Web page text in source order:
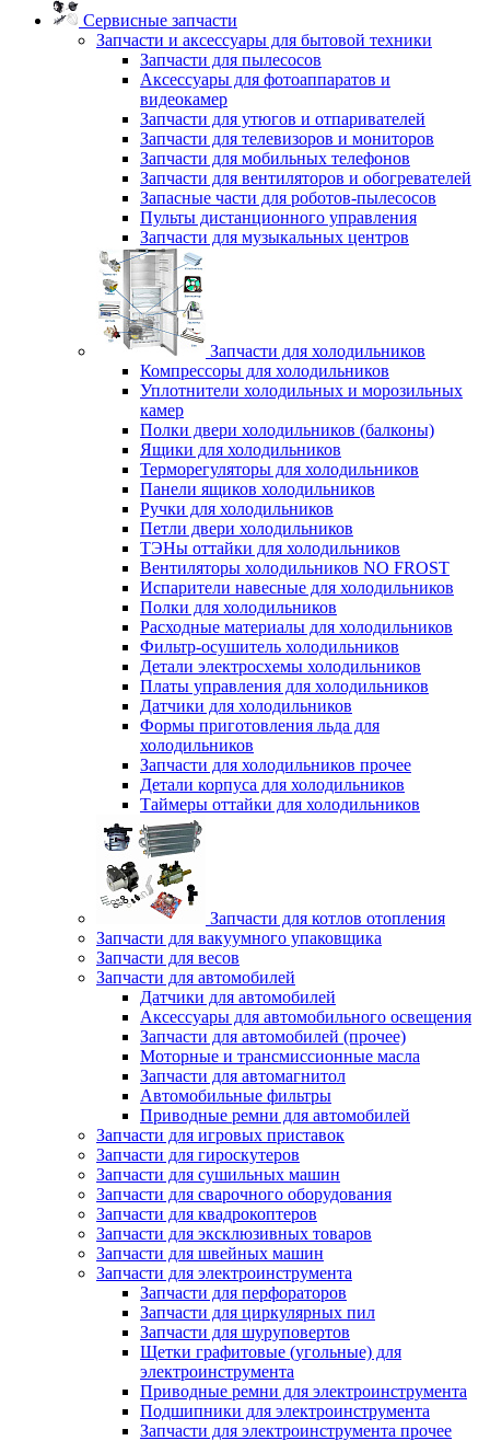
Сервисные запчасти
Запчасти и аксессуары для бытовой техники
Запчасти для пылесосов
Аксессуары для фотоаппаратов и
видеокамер
Запчасти для утюгов и отпаривателей
Запчасти для телевизоров и мониторов
Запчасти для мобильных телефонов
Запчасти для вентиляторов и обогревателей
Запасные части для роботов-пылесосов
Пульты дистанционного управления
Запчасти для музыкальных центров
Запчасти для холодильников
Компрессоры для холодильников
Уплотнители холодильных и морозильных
камер
Полки двери холодильников (балконы)
Ящики для холодильников
Терморегуляторы для холодильников
Панели ящиков холодильников
Ручки для холодильников
Петли двери холодильников
ТЭНы оттайки для холодильников
Вентиляторы холодильников NO FROST
Испарители навесные для холодильников
Полки для холодильников
Расходные материалы для холодильников
Фильтр-осушитель холодильников
Детали электросхемы холодильников
Платы управления для холодильников
Датчики для холодильников
Формы приготовления льда для
холодильников
Запчасти для холодильников прочее
Детали корпуса для холодильников
Таймеры оттайки для холодильников
Запчасти для котлов отопления
Запчасти для вакуумного упаковщика
Запчасти для весов
Запчасти для автомобилей
Датчики для автомобилей
Аксессуары для автомобильного освещения
Запчасти для автомобилей (прочее)
Моторные и трансмиссионные масла
Запчасти для автомагнитол
Автомобильные фильтры
Приводные ремни для автомобилей
Запчасти для игровых приставок
Запчасти для гироскутеров
Запчасти для сушильных машин
Запчасти для сварочного оборудования
Запчасти для квадрокоптеров
Запчасти для эксклюзивных товаров
Запчасти для швейных машин
Запчасти для электроинструмента
Запчасти для перфораторов
Запчасти для циркулярных пил
Запчасти для шуруповертов
Щетки графитовые (угольные) для
электроинструмента
Приводные ремни для электроинструмента
Подшипники для электроинструмента
Запчасти для электроинструмента прочее